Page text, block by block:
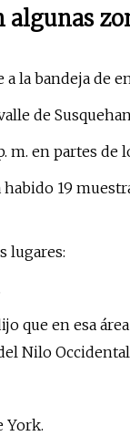
la bandeja de
de
m. en partes
19
lugares:
que en esa
Nilo
York.